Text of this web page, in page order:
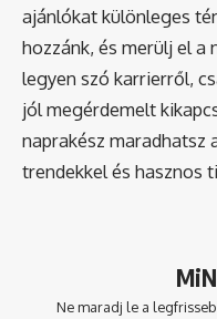
ajánlókat különleges
hozzánk, és merülj el a
legyen szó karrierről,
jól megérdemelt
naprakész maradhatsz
trendekkel és hasznos
Ne maradj le a